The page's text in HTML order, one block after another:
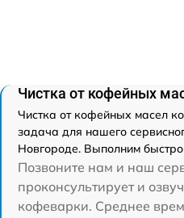
Чистка от кофейных
Чистка от кофейных масел
задача для нашего
Новгороде. Выполним быстро
Позвоните нам и наш
проконсультирует и
кофеварки. Среднее